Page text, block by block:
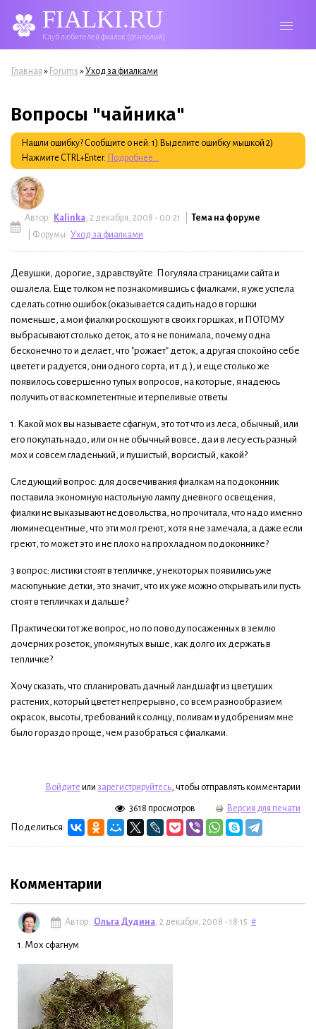
FIALKI.RU
Клуб любителей фиалок (сенполий)
Вы здесь
Главная » Forums »Уход за фиалками
Вопросы "чайника"
Нашли ошибку? Сообщите о ней: 1) Выделите ошибку мышкой 2)
Нажмите CTRL+Enter. Подробнее...
Автор: Kalinka, 2 декабря, 2008 - 00:21 | Тема на форуме
| Форумы: Уход за фиалками
Девушки, дорогие, здравствуйте. Погуляла страницами сайта и
ошалела. Еще толком не познакомившись с фиалками, я уже успела
сделать сотню ошибок (оказывается садить надо в горшки
поменьше, а мои фиалки роскошуют в своих горшках, и ПОТОМУ
выбрасывают столько деток, а то я не понимала, почему одна
бесконечно то и делает, что "рожает" деток, а другая спокойно себе
цветет и радуется, они одного сорта, и т.д.), и еще столько же
появилось совершенно тупых вопросов, на которые, я надеюсь
получить от вас компетентные и терпеливые ответы.
1. Какой мох вы называете сфагнум, это тот что из леса, обычный, или
его покупать надо, или он не обычный вовсе, да и в лесу есть разный
мох и совсем гладенький, и пушистый, ворсистый, какой?
Следующий вопрос: для досвечивания фиалкам на подоконник
поставила экономную настольную лампу дневного освещения,
фиалки не выказывают недовольства, но прочитала, что надо именно
люминесцентные, что эти мол греют, хотя я не замечала, а даже если
греют, то может это и не плохо на прохладном подоконнике?
3 вопрос: листики стоят в тепличке, у некоторых появились уже
масюпунькие детки, это значит, что их уже можно открывать или пусть
стоят в тепличках и дальше?
Практически тот же вопрос, но по поводу посаженных в землю
дочерних розеток, упомянутых выше, как долго их держать в
тепличке?
Хочу сказать, что спланировать дачный ландшафт из цветуших
растених, который цветет непрерывно, со всем разнообразием
окрасок, высоты, требований к солнцу, поливам и удобрениям мне
было гораздо проще, чем разобраться с фиалками.
Войдите или зарегистрируйтесь, чтобы отправлять комментарии
3618 просмотров Версия для печати
Поделиться:
Комментарии
Автор: Ольга Дудина, 2 декабря, 2008 - 18:15 #
1. Мох сфагнум